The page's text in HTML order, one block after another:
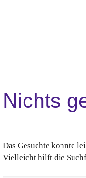
Nichts
Das Gesuchte konnte
Vielleicht hilft die